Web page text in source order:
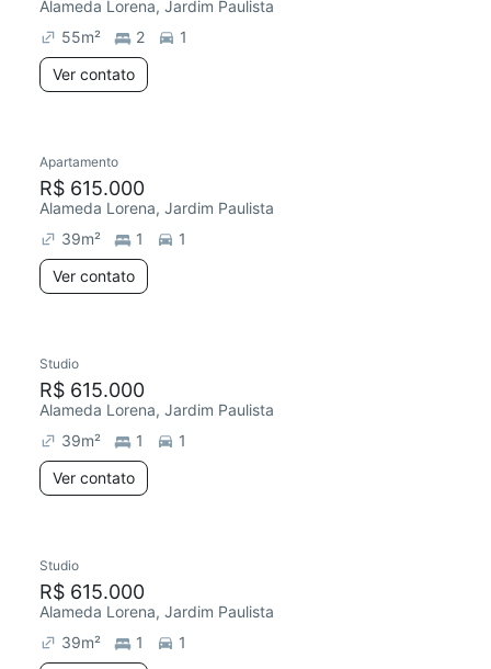
Alameda Lorena, Jardim Paulista
55m² 2
1
Ver contato
Apartamento
R$ 615.000
Alameda Lorena, Jardim Paulista
39m² 1
1
Ver contato
Studio
R$ 615.000
Alameda Lorena, Jardim Paulista
39m² 1
1
Ver contato
Studio
R$ 615.000
Alameda Lorena, Jardim Paulista
39m² 1
1